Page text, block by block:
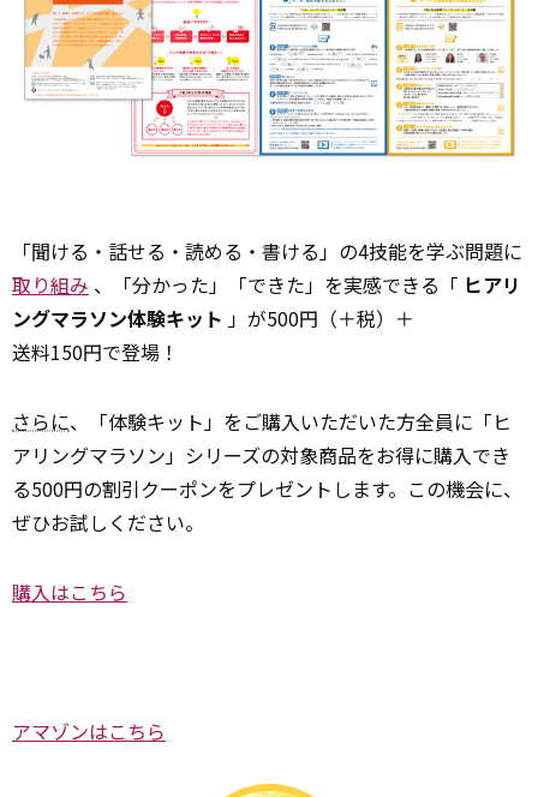
「聞ける・話せる・読める・書ける」の4技能を学ぶ問題に
取り組み 、「分かった」「できた」を実感できる「 ヒアリ
ングマラソン体験キット 」が500円（＋税）＋
送料150円で登場！
さらに、「体験キット」をご購入いただいた方全員に「ヒ
アリングマラソン」シリーズの対象商品をお得に購入でき
る500円の割引クーポンをプレゼントします。この機会に、
ぜひお試しください。
購入はこちら
アマゾンはこちら